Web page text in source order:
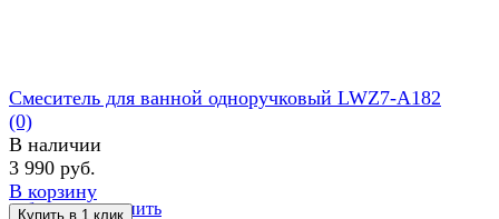
избранное сравнить
Смеситель для ванной одноручковый LWZ7-A182
(0)
В наличии
3 990 руб.
В корзину